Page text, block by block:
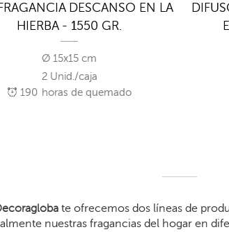
DESCANSO EN LA
HIERBA - 1550 GR.
Ø 15x15 cm
2 Unid./caja
190 horas de quemado
te ofrecemos dos líneas de
nuestras fragancias del hogar en